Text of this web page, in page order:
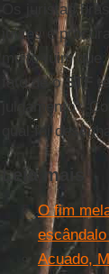
Os juristas
juízes e
muito ruim
fato de oSTF
julgamento”.
qual foi
Leia mais
O fim
Acuado,